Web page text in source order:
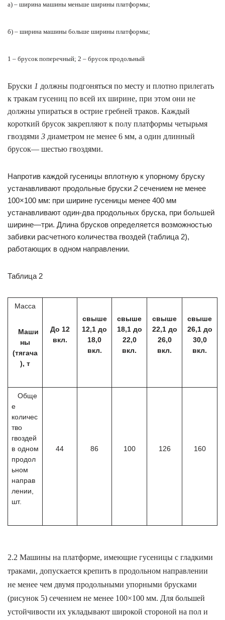
а) – ширина машины меньше ширины платформы;
б) – ширина машины больше ширины платформы;
1 – брусок поперечный; 2 – брусок продольный
Бруски 1 должны подгоняться по месту и плотно прилегать
к тракам гусениц по всей их ширине, при этом они не
должны упираться в острие гребней траков. Каждый
короткий брусок закрепляют к полу платформы четырьмя
гвоздями 3 диаметром не менее 6 мм, а один длинный
брусок— шестью гвоздями.
Напротив каждой гусеницы вплотную к упорному бруску
устанавливают продольные бруски 2 сечением не менее
100×100 мм: при ширине гусеницы менее 400 мм
устанавливают один-два продольных бруска, при большей
ширине—три. Длина брусков определяется возможностью
забивки расчетного количества гвоздей (таблица 2),
работающих в одном направлении.
Таблица 2
Масса
Маши
ны
(тягача
), т
До 12
вкл.
свыше
12,1 до
18,0
вкл.
свыше
18,1 до
22,0
вкл.
свыше
22,1 до
26,0
вкл.
свыше
26,1 до
30,0
вкл.
Обще
е
количес
тво
гвоздей
в одном
продол
ьном
направ
лении,
шт.
44 86 100 126 160
2.2 Машины на платформе, имеющие гусеницы с гладкими
траками, допускается крепить в продольном направлении
не менее чем двумя продольными упорными брусками
(рисунок 5) сечением не менее 100×100 мм. Для большей
устойчивости их укладывают широкой стороной на пол и